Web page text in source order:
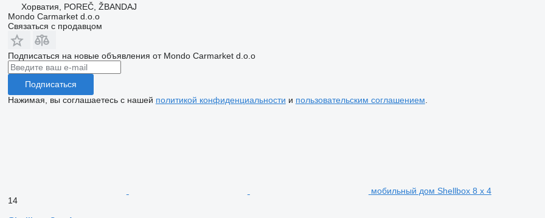
Хорватия, POREČ, ŽBANDAJ
Mondo Carmarket d.o.o
Связаться с продавцом
Подписаться на новые объявления от Mondo Carmarket d.o.o
Подписаться
Нажимая, вы соглашаетесь с нашей политикой конфиденциальности и пользовательским соглашением
мобильный дом Shellbox 8 x 4
14